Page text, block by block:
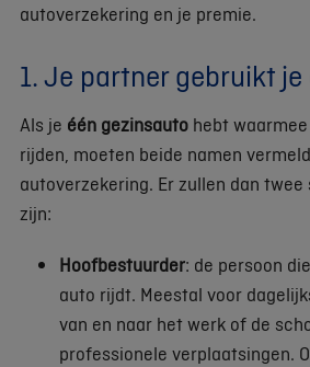
autoverzekering en je premie.
1. Je partner gebruikt
Als je één gezinsauto hebt
rijden, moeten beide namen
autoverzekering. Er zullen dan
zijn:
Hoofbestuurder: de persoon
auto rijdt. Meestal voor
van en naar het werk of de
professionele verplaatsingen.